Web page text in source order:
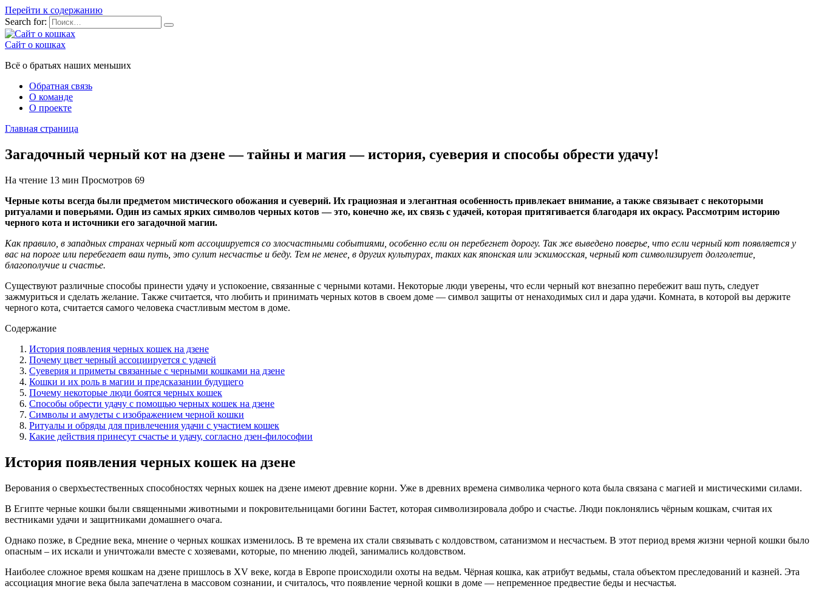
Перейти к содержанию
Search for:
Сайт о кошках
Всё о братьях наших меньших
Обратная связь
О команде
О проекте
Главная страница
Загадочный черный кот на дзене — тайны и магия — история, суеверия и способы обрести удачу!
На чтение 13 мин Просмотров 69
Черные коты всегда были предметом мистического обожания и суеверий. Их грациозная и элегантная особенность привлекает внимание, а также связывает с некоторыми
ритуалами и поверьями. Один из самых ярких символов черных котов — это, конечно же, их связь с удачей, которая притягивается благодаря их окрасу. Рассмотрим историю
черного кота и источники его загадочной магии.
Как правило, в западных странах черный кот ассоциируется со злосчастными событиями, особенно если он перебегнет дорогу. Так же выведено поверье, что если черный кот появляется у
вас на пороге или перебегает ваш путь, это сулит несчастье и беду. Тем не менее, в других культурах, таких как японская или эскимосская, черный кот символизирует долголетие,
благополучие и счастье.
Существуют различные способы принести удачу и успокоение, связанные с черными котами. Некоторые люди уверены, что если черный кот внезапно перебежит ваш путь, следует
зажмуриться и сделать желание. Также считается, что любить и принимать черных котов в своем доме — символ защиты от ненаходимых сил и дара удачи. Комната, в которой вы держите
черного кота, считается самого человека счастливым местом в доме.
Содержание
История появления черных кошек на дзене
Почему цвет черный ассоциируется с удачей
Суеверия и приметы связанные с черными кошками на дзене
Кошки и их роль в магии и предсказании будущего
Почему некоторые люди боятся черных кошек
Способы обрести удачу с помощью черных кошек на дзене
Символы и амулеты с изображением черной кошки
Ритуалы и обряды для привлечения удачи с участием кошек
Какие действия принесут счастье и удачу, согласно дзен-философии
История появления черных кошек на дзене
Верования о сверхъестественных способностях черных кошек на дзене имеют древние корни. Уже в древних времена символика черного кота была связана с магией и мистическими силами.
В Египте черные кошки были священными животными и покровительницами богини Бастет, которая символизировала добро и счастье. Люди поклонялись чёрным кошкам, считая их
вестниками удачи и защитниками домашнего очага.
Однако позже, в Средние века, мнение о черных кошках изменилось. В те времена их стали связывать с колдовством, сатанизмом и несчастьем. В этот период время жизни черной кошки было
опасным – их искали и уничтожали вместе с хозяевами, которые, по мнению людей, занимались колдовством.
Наиболее сложное время кошкам на дзене пришлось в XV веке, когда в Европе происходили охоты на ведьм. Чёрная кошка, как атрибут ведьмы, стала объектом преследований и казней. Эта
ассоциация многие века была запечатлена в массовом сознании, и считалось, что появление черной кошки в доме — непременное предвестие беды и несчастья.